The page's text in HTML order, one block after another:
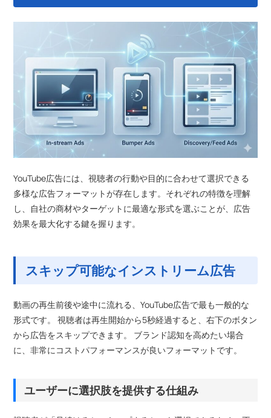
YouTube広告には、視聴者の行動や目的に合わせて選択できる
多様な広告フォーマットが存在します。それぞれの特徴を理解
し、自社の商材やターゲットに最適な形式を選ぶことが、広告
効果を最大化する鍵を握ります。
スキップ可能なインストリーム広告
動画の再生前後や途中に流れる、YouTube広告で最も一般的な
形式です。 視聴者は再生開始から5秒経過すると、右下のボタン
から広告をスキップできます。 ブランド認知を高めたい場合
に、非常にコストパフォーマンスが良いフォーマットです。
ユーザーに選択肢を提供する仕組み